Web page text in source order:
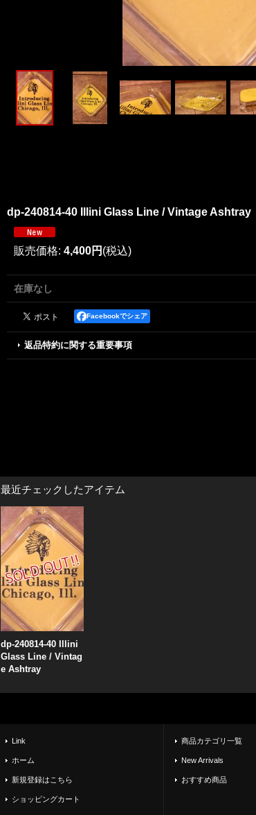
dp-240814-40 Illini Glass Line / Vintage Ashtray
販売価格: 4,400円 (税込)
在庫なし
Facebookでシェア
返品特約に関する重要事項
最近チェックしたアイテム
dp-240814-40 Illini
Glass Line / Vintag
e Ashtray
Link
ホーム
新規登録はこちら
ショッピングカート
商品カテゴリ一覧
New Arrivals
おすすめ商品